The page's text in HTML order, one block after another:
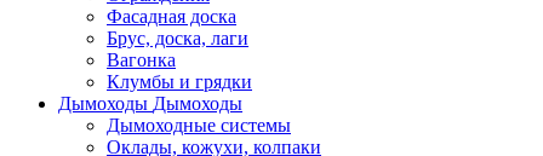
Фасадная доска
Брус, доска, лаги
Вагонка
Клумбы и грядки
Дымоходы Дымоходы
Дымоходные системы
Оклады, кожухи, колпаки